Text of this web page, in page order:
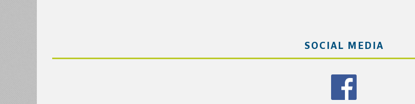
SOCIAL MEDIA